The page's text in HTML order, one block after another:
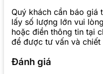
Quý khách cần báo giá
lấy số lượng lớn vui
hoặc điền thông tin tại
để được tư vấn và chiết
Đánh giá